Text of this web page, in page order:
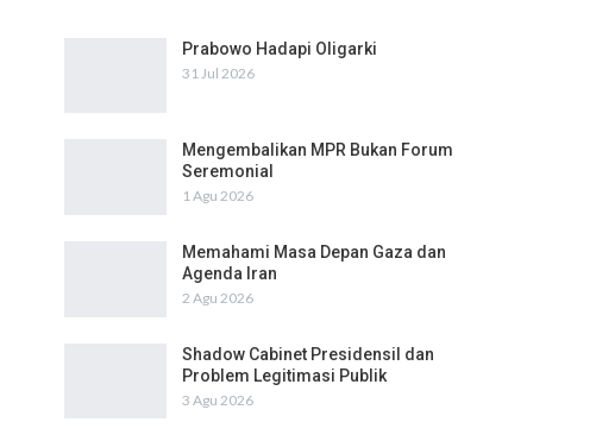
Prabowo Hadapi Oligarki
31 Jul 2026
Mengembalikan MPR Bukan Forum
Seremonial
1 Agu 2026
Memahami Masa Depan Gaza dan
Agenda Iran
2 Agu 2026
Shadow Cabinet Presidensil dan
Problem Legitimasi Publik
3 Agu 2026